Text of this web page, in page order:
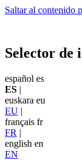
Saltar al contenido
Selector de
español es
ES |
euskara eu
EU |
français fr
FR |
english en
EN